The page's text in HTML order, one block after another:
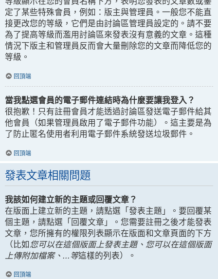
定了某些特殊會員，例如：版主與管理員。一般您不能直
接更改您的等級，它們是由討論區管理員設定的。請不要
為了提高等級而濫用討論區來發表沒有意義的文章。這種
情況下版主和管理員反而會大量刪除您的文章而降低您的
等級。
回頂端
當我點選會員的電子郵件連結時為什麼要讓我登入？
很抱歉！只有註冊會員才能透過討論區發送電子郵件給其
他會員（如果管理員啟用了電子郵件功能）。這主要是為
了防止匿名使用者利用電子郵件系統發送垃圾郵件。
回頂端
發表文章相關問題
我該如何建立新的主題或回覆文章？
在版面上建立新的主題，請點選「發表主題」。要回覆某
個主題，請點選「回覆文章」。您需要註冊之後才能發表
文章，您所擁有的權限列表顯示在版面和文章頁面的下方
（比如 您可以在這個版面上發表主題、您可以在這個版面
上傳附加檔案、...等這樣的列表）。
回頂端